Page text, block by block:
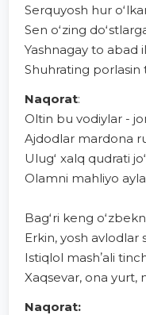
Serquyosh hur
Sen oʻzing
Yashnagay to abad
Shuhrating porlasin
Naqorat:
Oltin bu vodiylar -
Ajdodlar mardona
Ulugʻ xalq qudrati
Olamni mahliyo
Bagʻri keng
Erkin, yosh avlodlar
Istiqlol mashʼali
Xaqsevar, ona yurt,
Naqorat: